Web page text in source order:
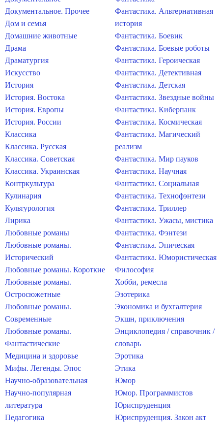
Документальное. Прочее
Дом и семья
Домашние животные
Драма
Драматургия
Искусство
История
История. Востока
История. Европы
История. России
Классика
Классика. Русская
Классика. Советская
Классика. Украинская
Контркультура
Кулинария
Культурология
Лирика
Любовные романы
Любовные романы.
Исторический
Любовные романы. Короткие
Любовные романы.
Остросюжетные
Любовные романы.
Современные
Любовные романы.
Фантастические
Медицина и здоровье
Мифы. Легенды. Эпос
Научно-образовательная
Научно-популярная
литература
Педагогика
Фантастика. Альтернативная
история
Фантастика. Боевик
Фантастика. Боевые роботы
Фантастика. Героическая
Фантастика. Детективная
Фантастика. Детская
Фантастика. Звездные войны
Фантастика. Киберпанк
Фантастика. Космическая
Фантастика. Магический
реализм
Фантастика. Мир пауков
Фантастика. Научная
Фантастика. Социальная
Фантастика. Технофэнтези
Фантастика. Триллер
Фантастика. Ужасы, мистика
Фантастика. Фэнтези
Фантастика. Эпическая
Фантастика. Юмористическая
Философия
Хобби, ремесла
Эзотерика
Экономика и бухгалтерия
Экшн, приключения
Энциклопедия / справочник /
словарь
Эротика
Этика
Юмор
Юмор. Программистов
Юриспруденция
Юриспруденция. Закон акт